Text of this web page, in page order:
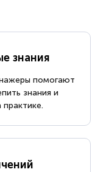
знания
помогают
знания и